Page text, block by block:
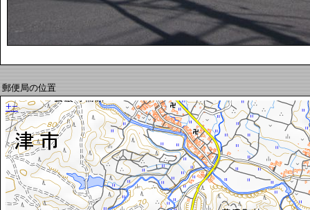
郵便局の位置